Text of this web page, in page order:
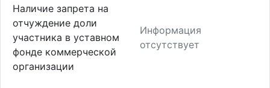
Наличие запрета на
отчуждение доли
участника в уставном
фонде коммерческой
организации
Информация
отсутствует